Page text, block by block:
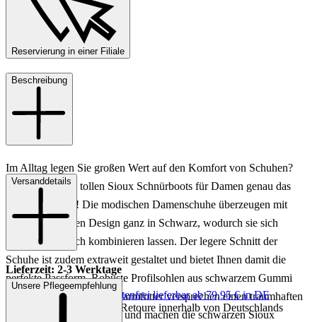
Reservierung in einer Filiale
Beschreibung
Im Alltag legen Sie großen Wert auf den Komfort von Schuhen?
Dann sind diese tollen Sioux Schnürboots für Damen genau das
Richtige für Sie! Die modischen Damenschuhe überzeugen mit
einem klassischen Design ganz in Schwarz, wodurch sie sich
besonders einfach kombinieren lassen. Der legere Schnitt der
Schuhe ist zudem extraweit gestaltet und bietet Ihnen damit die
perfekte Passform. Robuste Profilsohlen aus schwarzem Gummi
sowie ein hochwertiges Warmfutter versprechen einen traumhaften
Komfort bei jedem Schritt und machen die schwarzen Sioux
Versanddetails
Lieferzeit: 2-3 Werktage
Keine Versandkosten:
kostenfrei lieferbar ab 79,95 € in DE
Einfache und Kostenlose Retoure innerhalb von Deutschlands
Unsere Pflegeempfehlung